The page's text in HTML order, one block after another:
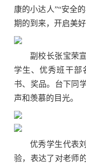
康的小达人”“安全
期的到来，开启美好
副校长张宝荣
学生、优秀班干部
书、奖品。台下同
声和羡慕的目光。
优秀学生代表
验，表达了对老师